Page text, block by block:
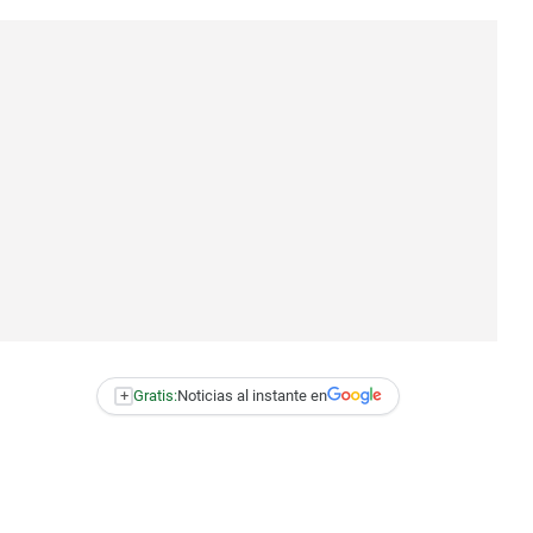
+ Gratis:Noticias al instante en